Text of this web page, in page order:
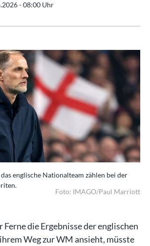
- 08:00 Uhr
englische Nationalteam zählen bei der
Foto: IMAGO/Paul Marriott
Ferne die Ergebnisse der englischen
Weg zur WM ansieht, müsste